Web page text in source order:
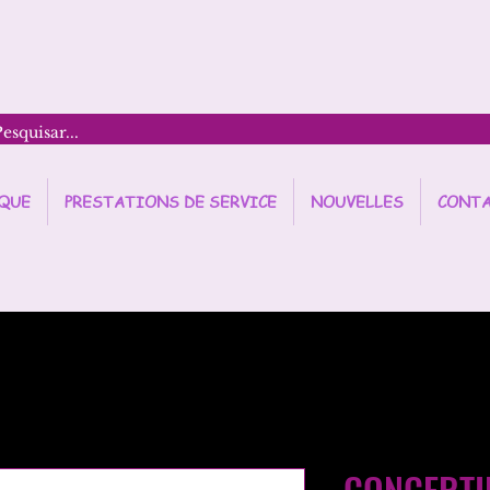
PRESTATIONS DE SERVICE NOUVELLES